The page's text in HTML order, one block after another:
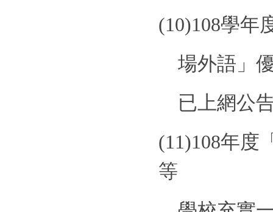
(10)108學年
場外語」
已上網公
(11)108年度
等